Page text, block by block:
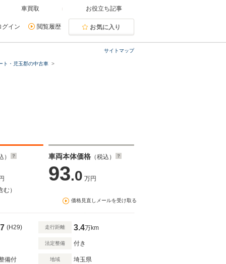
車買取 お役立ち記事
グイン 閲覧履歴 お気に入り
サイトマップ
ト・児玉郡の中古車
）
む）
車両本体価格 （税込）
93.0 万円
価格見直しメールを受け取る
(H29) 走行距離 3.4万km
法定整備 付き
備付 地域 埼玉県